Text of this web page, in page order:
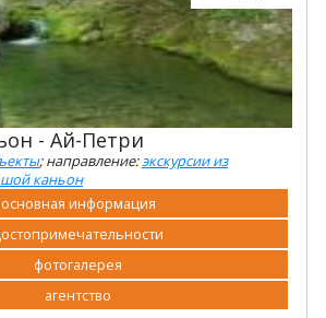
- Ай-Петри
; направление:экскурсии из
каньон
основная информация
фотогалерея
агентство